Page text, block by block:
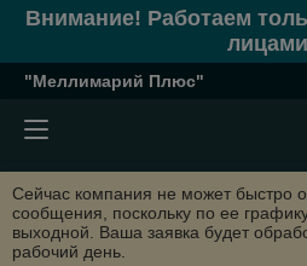
Внимание! Работаем
"Меллимарий Плюс"
Сейчас компания не может быстро
сообщения, поскольку по ее
выходной. Ваша заявка будет
рабочий день.